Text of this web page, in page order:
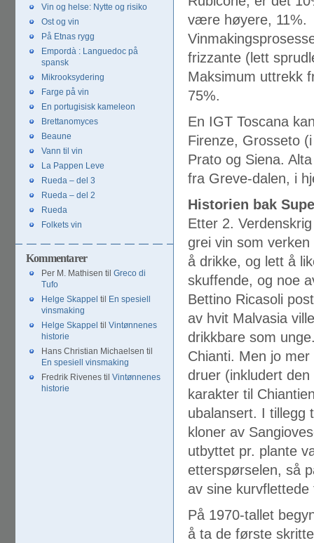
være høyere, 11%.
frizzante (lett
Maksimum uttrekk
75%.
En IGT Toscana
Firenze, Grosseto
Prato og Siena.
fra Greve-dalen, i
Historien bak
Etter 2.
grei vin som
å drikke, og lett å
skuffende, og noe
Bettino Ricasoli
av hvit Malvasia
drikkbare som
Chianti. Men jo
druer (inkludert
karakter til
ubalansert. I tillegg
kloner av
utbyttet pr. plante
etterspørselen, så
av sine
På 1970-tallet
å ta de første
Vin og helse: Nytte og risiko
Ost og vin
På Etnas rygg
Empordà : Languedoc på
spansk
Mikrooksydering
Farge på vin
En portugisisk kameleon
Brettanomyces
Beaune
Vann til vin
La Pappen Leve
Rueda – del 3
Rueda – del 2
Rueda
Folkets vin
Kommentarer
Per M. Mathisen til Greco di
Tufo
Helge Skappel til
En spesiell
vinsmaking
Helge Skappel til Vintønnenes
historie
Hans Christian Michaelsen til
En spesiell vinsmaking
Fredrik Rivenes til Vintønnenes
historie